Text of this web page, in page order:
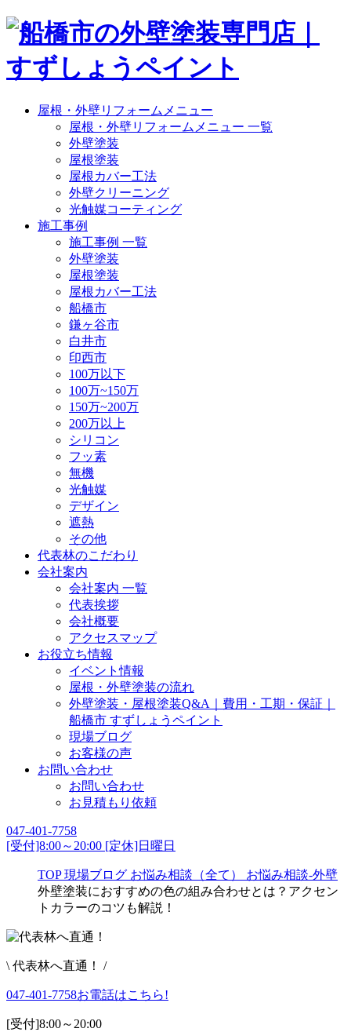
屋根・外壁リフォームメニュー
屋根・外壁リフォームメニュー 一覧
外壁塗装
屋根塗装
屋根カバー工法
外壁クリーニング
光触媒コーティング
施工事例
施工事例 一覧
外壁塗装
屋根塗装
屋根カバー工法
船橋市
鎌ヶ谷市
白井市
印西市
100万以下
100万~150万
150万~200万
200万以上
シリコン
フッ素
無機
光触媒
デザイン
遮熱
その他
代表林のこだわり
会社案内
会社案内 一覧
代表挨拶
会社概要
アクセスマップ
お役立ち情報
イベント情報
屋根・外壁塗装の流れ
外壁塗装・屋根塗装Q&A｜費用・工期・保証｜
船橋市 すずしょうペイント
現場ブログ
お客様の声
お問い合わせ
お問い合わせ
お見積もり依頼
047-401-7758
[受付]8:00～20:00 [定休]日曜日
TOP 現場ブログ お悩み相談（全て）
お悩み相談-外壁
外壁塗装におすすめの色の組み合わせとは？アクセン
トカラーのコツも解説！
\ 代表林へ直通！ /
047-401-7758お電話はこちら!
[受付]8:00～20:00